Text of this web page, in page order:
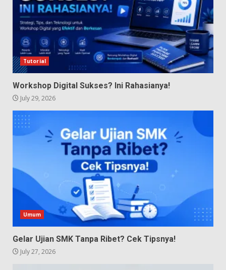
Tutorial
Workshop Digital Sukses? Ini Rahasianya!
July 29, 2026
Umum
Gelar Ujian SMK Tanpa Ribet? Cek Tipsnya!
July 27, 2026